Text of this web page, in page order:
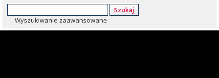
Szukaj
Wyszukiwanie zaawansowane